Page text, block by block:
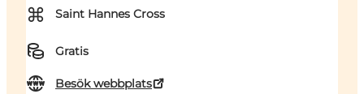
⌘ Saint Hannes Cross
Gratis
Besök webbplats